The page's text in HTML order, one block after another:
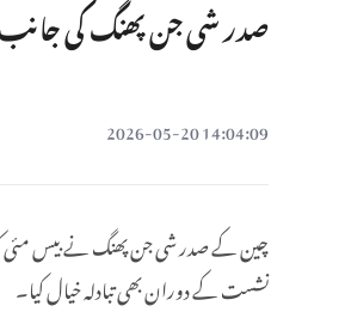
صدر شی جن پھنگ کی جانب
14:04:09 2026-05-20
چین کے صدر شی جن پھنگ نے بیس مئی کو
نشست کے دوران بھی تبادلہ خیال کیا۔